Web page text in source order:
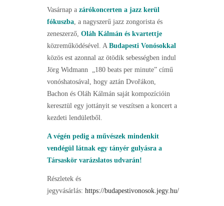
Vasárnap a zárókoncerten a jazz kerül
fókuszba, a nagyszerű jazz zongorista és
zeneszerző, Oláh Kálmán és kvartettje
közreműködésével. A Budapesti Vonósokkal
közös est azonnal az ötödik sebességben indul
Jörg Widmann „180 beats per minute” című
vonóshatosával, hogy aztán Dvořákon,
Bachon és Oláh Kálmán saját kompozícióin
keresztül egy jottányit se veszítsen a koncert a
kezdeti lendületből.
A végén pedig a művészek mindenkit
vendégül látnak egy tányér gulyásra a
Társaskör varázslatos udvarán!
Részletek és
jegyvásárlás: https://budapestivonosok.jegy.hu/